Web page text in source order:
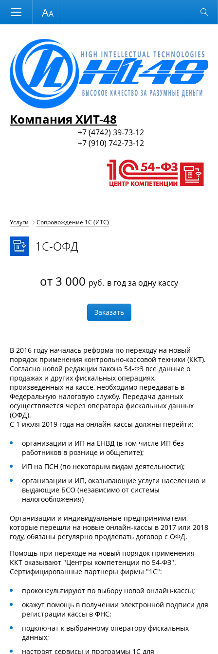
Размер шрифта Обычная версия
Компания ХИТ-48
+7 (4742) 39-73-12
+7 (910) 742-73-12
Услуги Сопровождение 1С (ИТС)
1С-ОФД
от 3 000 руб. в год за одну кассу
Заказать
В 2016 году началась реформа по переходу на новый
порядок применения контрольно-кассовой техники (ККТ).
Согласно новой редакции закона 54-ФЗ все данные о
продажах и других фискальных операциях,
произведенных на кассе, необходимо передавать в
Федеральную налоговую службу. Передача данных
осуществляется через оператора фискальных данных
(ОФД).
С 1 июля 2019 года на онлайн-кассы должны перейти:
организации и ИП на ЕНВД (в том числе ИП без
работников в рознице и общепите);
ИП на ПСН (по некоторым видам деятельности);
организации и ИП, оказывающие услуги населению и
выдающие БСО (независимо от системы
налогообложения)
Организации и индивидуальные предприниматели,
которые перешли на новые онлайн-кассы в 2017 или 2018
году, обязаны регулярно продлевать договор с ОФД.
Помощь при переходе на новый порядок применения
ККТ оказывают "Центры компетенции по 54-ФЗ".
Сертифицированные партнеры фирмы "1С":
проконсультируют по выбору новой онлайн-кассы;
окажут помощь в получении электронной подписи для
регистрации кассы в ФНС;
подключат к выбранному оператору фискальных
данных;
настроят сервисы и программы 1С для